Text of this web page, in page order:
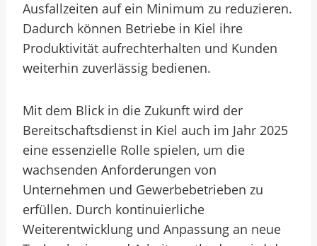
Ausfallzeiten auf ein Minimum zu reduzieren.
Dadurch können Betriebe in Kiel ihre
Produktivität aufrechterhalten und Kunden
weiterhin zuverlässig bedienen.
Mit dem Blick in die Zukunft wird der
Bereitschaftsdienst in Kiel auch im Jahr 2025
eine essenzielle Rolle spielen, um die
wachsenden Anforderungen von
Unternehmen und Gewerbebetrieben zu
erfüllen. Durch kontinuierliche
Weiterentwicklung und Anpassung an neue